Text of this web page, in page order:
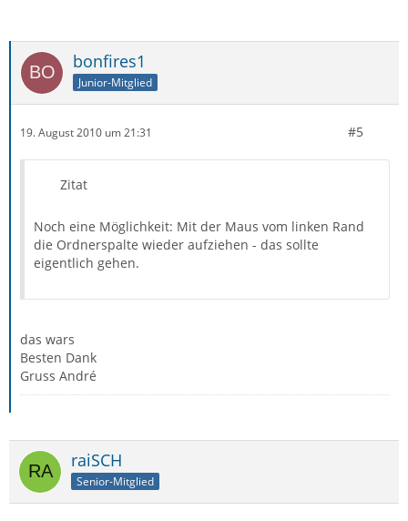
bonfires1
Junior-Mitglied
19. August 2010 um 21:31 #5
Zitat
Noch eine Möglichkeit: Mit der Maus vom linken Rand
die Ordnerspalte wieder aufziehen - das sollte
eigentlich gehen.
das wars
Besten Dank
Gruss André
raiSCH
Senior-Mitglied